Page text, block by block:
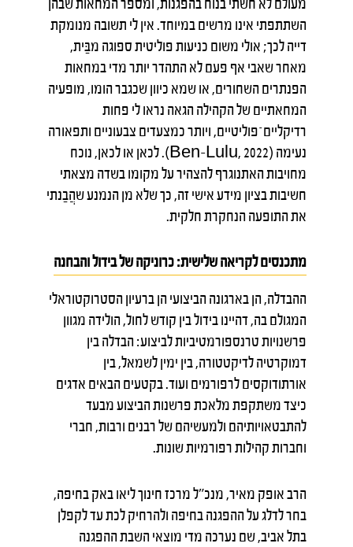
מעולם לא חשתי בנוח בהפגנות, ומספר המחאות שבהן
השתתפתי אינו מרשים במיוחד. אין לי תשובה מנומקת
דייה לכך; אולי משום כניעות פוליטית ספוגה מבַּית,
מאחר שאבי אף פעם לא התהדר יותר מדי במחאות
הפנתרים השחורים, או שמא כיוון שכגבר הומו, מופעיה
המחאתיים של הקהילה הגאה נראו לי פחות
רדיקליים־פוליטיים, ויותר כמצעדים צבעוניים ותפאורה
נעימה (Ben-Lulu, 2022). לכאן או לכאן, נוכח
מחויבות האתנוגרף להצהיר על מקומו בשדה מצאתי
חשיבות בציון מידע אישי זה, כך שלא מן הנמנע שהֲבַנתי
את התופעה הנחקרת חלקית.
מתכנסים לקריאה שלישית: כרוניקה של בידול והבחנה
ההבדלה, הן בארגונה הביצועי הן ברעיון הסטרוקטוראלי
המגולם בה, דהיינו בידול בין קודש לחול, הולידה מגוון
פרשנויות טרנספורמטיביות לביצוע: הבדלה בין
דמוקרטיה לדיקטטורה, בין ימין לשמאל, בין
אורתודוקסים לרפורמים ועוד. בקטעים הבאים אדגים
כיצד משתקפת מלאכת פרשנות הביצוע מבעד
להתבטאויותיהם ולמעשיהם של רבנים ורבות, חברי
וחברות קהילות רפורמיות שונות.
הרב אופק מאיר, מנכ"ל מרכז חינוך ליאו באק בחיפה,
בחר לדלג על ההפגנה בחיפה ולהרחיק לכת עד לקפלן
בתל אביב, שם נערכה מדי מוצאי השבת ההפגנה